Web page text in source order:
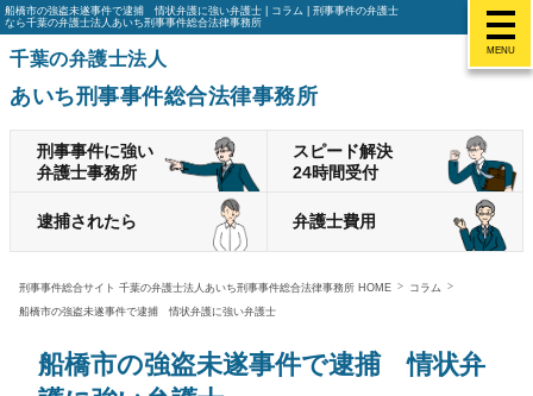
MENU
船橋市の強盗未遂事件で逮捕 情状弁護に強い弁護士 | コラム | 刑事事件の弁護士
なら千葉の弁護士法人あいち刑事事件総合法律事務所
千葉の弁護士法人
あいち刑事事件総合法律事務所
刑事事件に強い
弁護士事務所
スピード解決
24時間受付
逮捕されたら 弁護士費用
刑事事件総合サイト 千葉の弁護士法人あいち刑事事件総合法律事務所 HOME
コラム
船橋市の強盗未遂事件で逮捕 情状弁護に強い弁護士
船橋市の強盗未遂事件で逮捕 情状弁